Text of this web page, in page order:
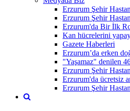
Erzurum Şehir
Erzurum Şehir
Erzurum'da Bir İlk
Kan hücrelerini
Gazete Haberleri
Erzurum’da erken
"Yaşamaz" denilen
Erzurum Şehir
Erzurum'da ücretsiz
Erzurum Şehir